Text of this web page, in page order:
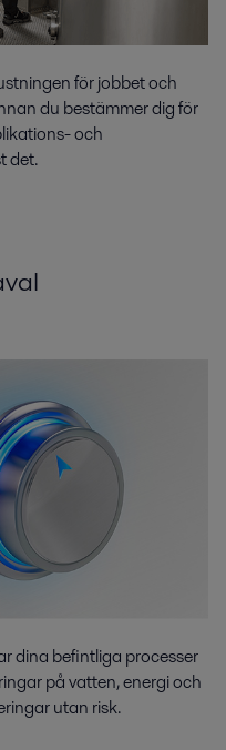
för jobbet och
du bestämmer dig för
och
det.
dina befintliga processer
på vatten, energi och
utan risk.